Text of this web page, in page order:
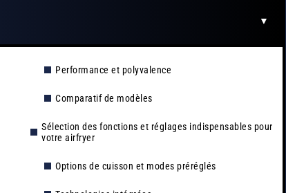
Performance et polyvalence
Comparatif de modèles
Sélection des fonctions et réglages indispensables pour
votre airfryer
Options de cuisson et modes préréglés